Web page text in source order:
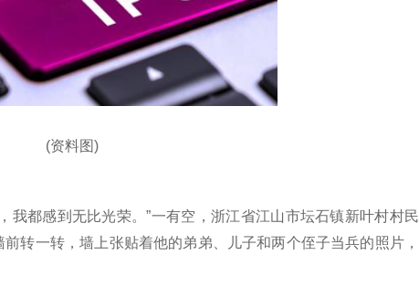
(资料图)
我都感到无比光荣。”一有空，浙江省江山市坛石镇新叶村村民
转一转，墙上张贴着他的弟弟、儿子和两个侄子当兵的照片，